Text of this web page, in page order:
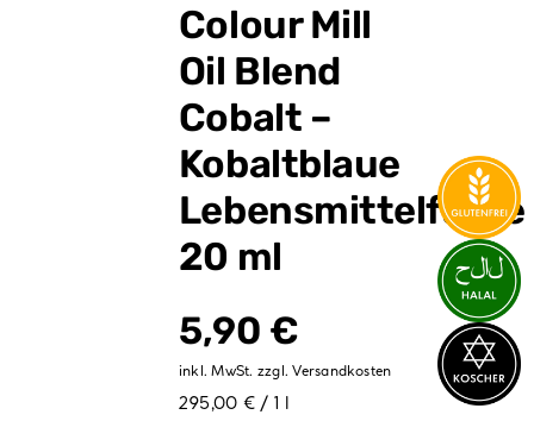
PartydekorationColour Mill
Oil Blend
Cobalt –
Kobaltblaue
Lebensmittelfarbe
20 ml
5,90 €
inkl. MwSt. zzgl.Versandkosten
295,00 € / 1 l